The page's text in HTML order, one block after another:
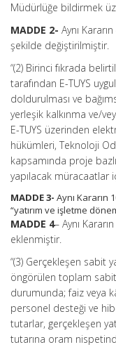
Müdürlüğe bildirmek
MADDE 2- Aynı
şekilde değiştirilmiştir.
“(2) Birinci fıkrada
tarafından E-TUYS
doldurulması ve
yerleşik kalkınma ve/
E-TUYS üzerinden
hükümleri, Teknoloji
kapsamında proje
yapılacak müracaatlar
MADDE 3- Aynı Kararın
“yatırım ve işletme
MADDE 4– Aynı
eklenmiştir.
“(3) Gerçekleşen sabit
öngörülen toplam sabit
durumunda; faiz veya
personel desteği ve
tutarlar, gerçekleşen
tutarına oram